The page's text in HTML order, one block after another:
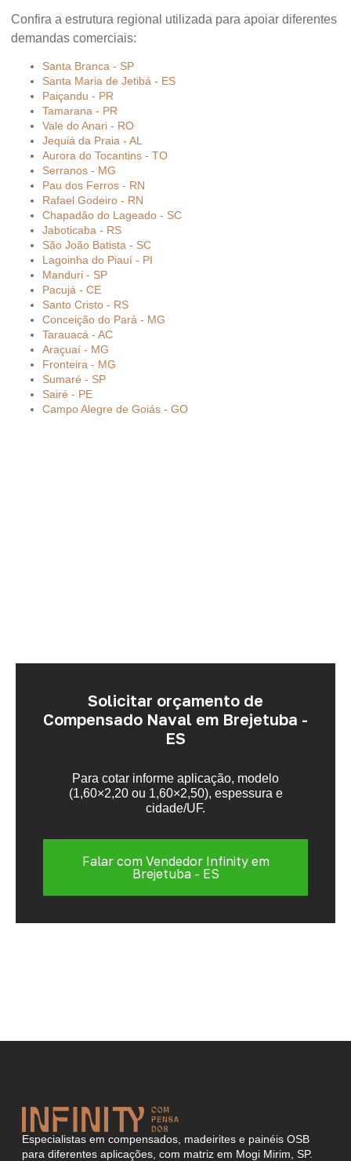
Confira a estrutura regional utilizada para apoiar diferentes
demandas comerciais:
Santa Branca - SP
Santa Maria de Jetibá - ES
Paiçandu - PR
Tamarana - PR
Vale do Anari - RO
Jequiá da Praia - AL
Aurora do Tocantins - TO
Serranos - MG
Pau dos Ferros - RN
Rafael Godeiro - RN
Chapadão do Lageado - SC
Jaboticaba - RS
São João Batista - SC
Lagoinha do Piauí - PI
Manduri - SP
Pacujá - CE
Santo Cristo - RS
Conceição do Pará - MG
Tarauacá - AC
Araçuaí - MG
Fronteira - MG
Sumaré - SP
Sairé - PE
Campo Alegre de Goiás - GO
Solicitar orçamento de
Compensado Naval em Brejetuba -
ES
Para cotar informe aplicação, modelo
(1,60×2,20 ou 1,60×2,50), espessura e
cidade/UF.
Falar com Vendedor Infinity em
Brejetuba - ES
Especialistas em compensados, madeirites e painéis OSB
para diferentes aplicações, com matriz em Mogi Mirim, SP.